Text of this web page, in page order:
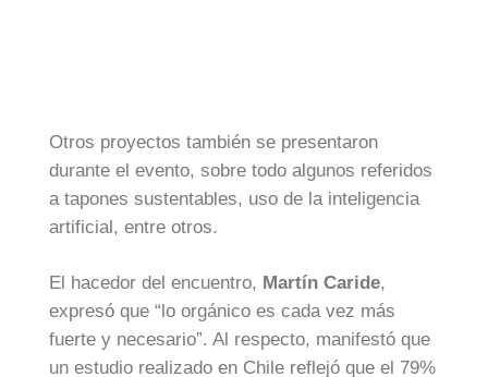
Otros proyectos también se presentaron
durante el evento, sobre todo algunos referidos
a tapones sustentables, uso de la inteligencia
artificial, entre otros.
El hacedor del encuentro, Martín Caride,
expresó que “lo orgánico es cada vez más
fuerte y necesario”. Al respecto, manifestó que
un estudio realizado en Chile reflejó que el 79%